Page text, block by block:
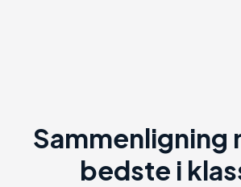
Sammenligning
bedste i